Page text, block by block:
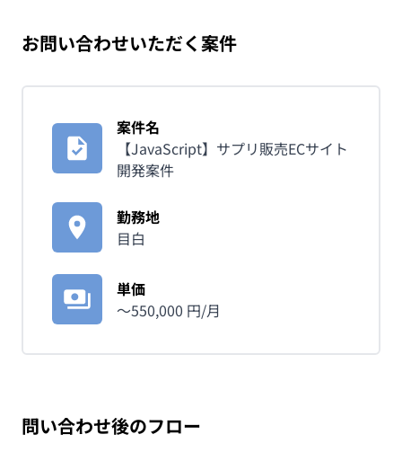
お問い合わせいただく案件
案件名
【JavaScript】サプリ販売ECサイト
開発案件
勤務地
目白
単価
〜550,000 円/月
問い合わせ後のフロー